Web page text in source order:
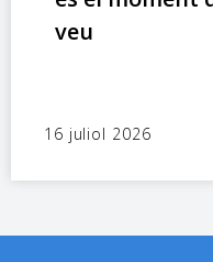
veu
16 juliol 2026